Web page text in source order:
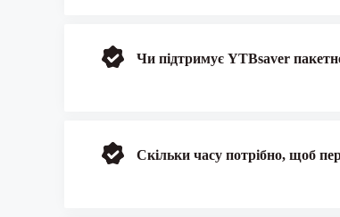
Чи підтримує YTBsaver
Скільки часу потрібно, щоб